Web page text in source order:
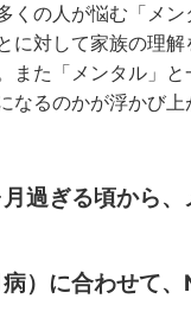
くの人が悩む「メ
に対して家族の理
また「メンタル」
なるのかが浮かび
過ぎる頃から
）に合わせて、